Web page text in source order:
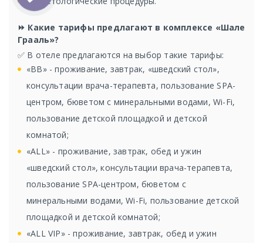
⏩ Какие тарифы предлагают в комплексе «Шале
Грааль»?
✅ В отеле предлагаются на выбор такие тарифы:
«ВВ» - проживание, завтрак, «шведский стол»,
консультации врача-терапевта, пользование SPA-
центром, бюветом с минеральными водами, Wi-Fi,
пользование детской площадкой и детской
комнатой;
«ALL» - проживание, завтрак, обед и ужин
«шведский стол», консультации врача-терапевта,
пользование SPA-центром, бюветом с
минеральными водами, Wi-Fi, пользование детской
площадкой и детской комнатой;
«ALL VIP» - проживание, завтрак, обед и ужин